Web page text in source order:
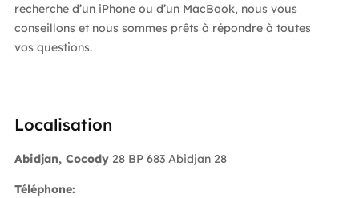
recherche d’un iPhone ou d’un MacBook, nous vous
conseillons et nous sommes prêts à répondre à toutes
vos questions.
Localisation
Abidjan, Cocody28 BP 683 Abidjan 28
Téléphone: